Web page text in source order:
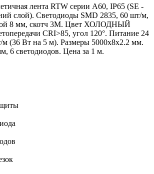
лента RTW серии A60, IP65 (SE -
слой). Светодиоды SMD 2835, 60 шт/м,
8 мм, скотч 3M. Цвет ХОЛОДНЫЙ
CRI>85, угол 120°. Питание 24
(36 Вт на 5 м). Размеры 5000x8x2.2 мм.
6 светодиодов. Цена за 1 м.